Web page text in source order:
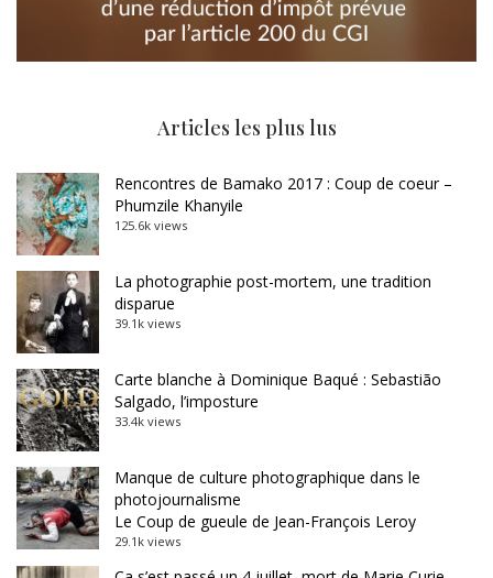
Articles les plus lus
Rencontres de Bamako 2017 : Coup de coeur –
Phumzile Khanyile
125.6k views
La photographie post-mortem, une tradition
disparue
39.1k views
Carte blanche à Dominique Baqué : Sebastião
Salgado, l’imposture
33.4k views
Manque de culture photographique dans le
photojournalisme
Le Coup de gueule de Jean-François Leroy
29.1k views